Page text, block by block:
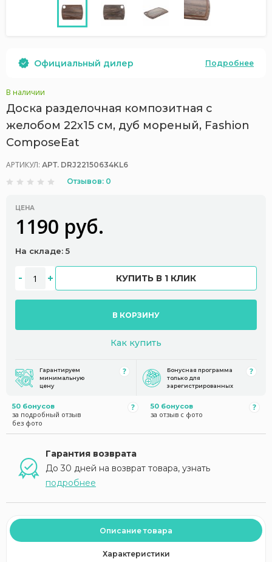
Официальный дилер Подробнее
В наличии
Доска разделочная композитная с
желобом 22х15 см, дуб мореный, Fashion
ComposeEat
АРТИКУЛ: АРТ. DRJ22150634KL6
Отзывов: 0
ЦЕНА
1190 руб.
На складе: 5
КУПИТЬ В 1 КЛИК
В КОРЗИНУ
Как купить
Гарантируем
минимальную
цену
Бонусная программа
только для
зарегистрированных
50 бонусов
за подробный отзыв
без фото
50 бонусов
за отзыв с фото
Гарантия возврата
До 30 дней на возврат товара, узнать
подробнее
Описание товара
Характеристики